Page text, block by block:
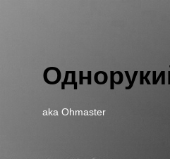
aka Ohmaster